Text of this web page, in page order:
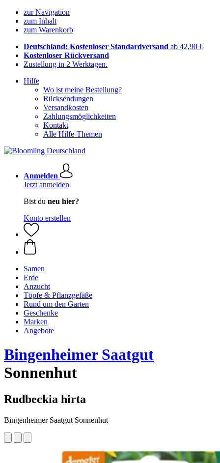
zur Navigation
zum Inhalt
zum Warenkorb
Deutschland: Kostenloser Standardversand ab 42,90 €
Kostenloser Rückversand
Zustellung in 2 Werktagen.
Hilfe
Wo ist meine Bestellung?
Rücksendungen
Versandkosten
Zahlungsmöglichkeiten
Kontakt
Alle Hilfe-Themen
Anmelden
Jetzt anmelden
Bist du neu hier?
Konto erstellen
Samen
Erde
Anzucht
Töpfe & Pflanzgefäße
Rund um den Garten
Geschenke
Marken
Angebote
Bingenheimer Saatgut
Sonnenhut
Rudbeckia hirta
Bingenheimer Saatgut Sonnenhut